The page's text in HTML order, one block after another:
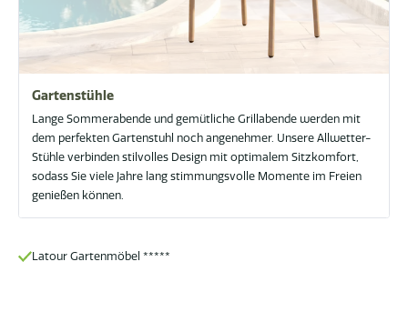
Gartenstühle
Lange Sommerabende und gemütliche Grillabende werden mit
dem perfekten Gartenstuhl noch angenehmer. Unsere Allwetter-
Stühle verbinden stilvolles Design mit optimalem Sitzkomfort,
sodass Sie viele Jahre lang stimmungsvolle Momente im Freien
genießen können.
Gartenmöbel *****